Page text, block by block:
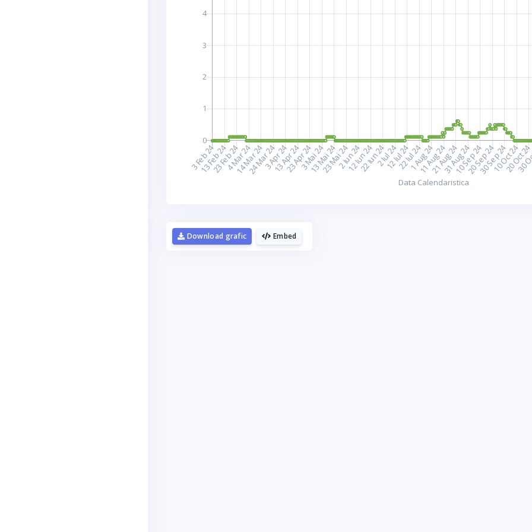
Embed
Download grafic
plac cafelele.
Daca urmaresti graficele de pe Graphs.ro, gandeste-te
o cafea mi-ar da energie sa mai fac si altele!
☕ Meriti o cafea! Poate altadata.